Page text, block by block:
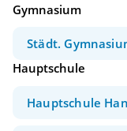
Gymnasium
Städt.
Hauptschule
Hauptschule